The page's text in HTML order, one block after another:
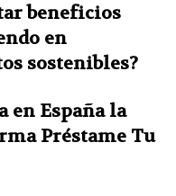
beneficios
en
sostenibles?
en España la
Préstame Tu